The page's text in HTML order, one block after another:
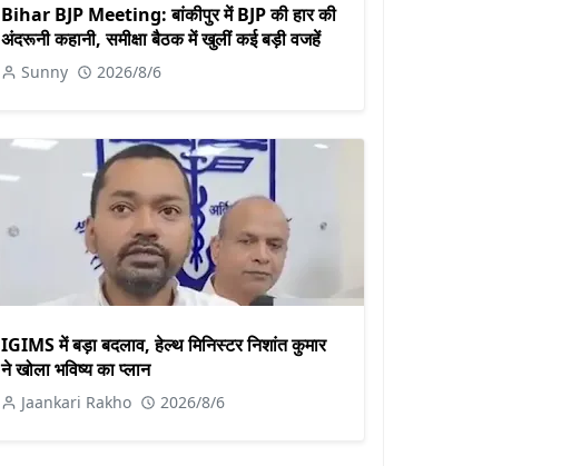
Bihar BJP Meeting: बांकीपुर में BJP की हार की
अंदरूनी कहानी, समीक्षा बैठक में खुलीं कई बड़ी वजहें
Sunny 2026/8/6
IGIMS में बड़ा बदलाव, हेल्थ मिनिस्टर निशांत कुमार
ने खोला भविष्य का प्लान
Jaankari Rakho 2026/8/6